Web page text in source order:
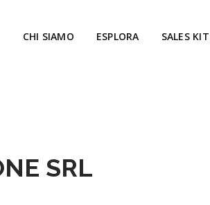
CHI SIAMO ESPLORA SALES
SRL